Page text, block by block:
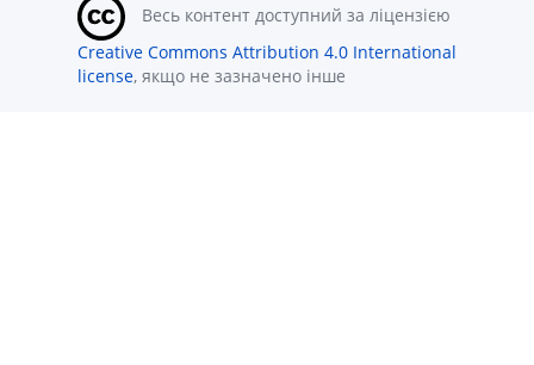
Весь контент доступний за ліцензією
Creative Commons Attribution 4.0 International
license, якщо не зазначено інше